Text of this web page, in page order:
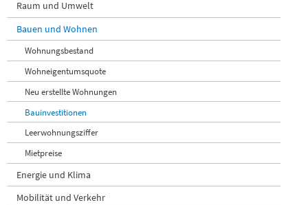
Raum und Umwelt
Bauen und Wohnen
Wohnungsbestand
Wohneigentumsquote
Neu erstellte Wohnungen
Bauinvestitionen
Leerwohnungsziffer
Mietpreise
Energie und Klima
Mobilität und Verkehr